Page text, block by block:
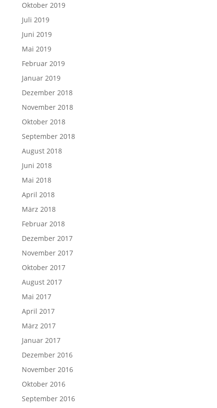
Oktober 2019
Juli 2019
Juni 2019
Mai 2019
Februar 2019
Januar 2019
Dezember 2018
November 2018
Oktober 2018
September 2018
August 2018
Juni 2018
Mai 2018
April 2018
März 2018
Februar 2018
Dezember 2017
November 2017
Oktober 2017
August 2017
Mai 2017
April 2017
März 2017
Januar 2017
Dezember 2016
November 2016
Oktober 2016
September 2016